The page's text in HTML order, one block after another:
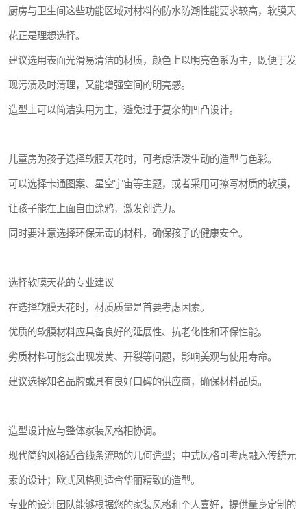
厨房与卫生间这些功能区域对材料的防水防潮性能要求较高，软膜天
花正是理想选择。
建议选用表面光滑易清洁的材质，颜色上以明亮色系为主，既便于发
现污渍及时清理，又能增强空间的明亮感。
造型上可以简洁实用为主，避免过于复杂的凹凸设计。
儿童房为孩子选择软膜天花时，可考虑活泼生动的造型与色彩。
可以选择卡通图案、星空宇宙等主题，或者采用可擦写材质的软膜，
让孩子能在上面自由涂鸦，激发创造力。
同时要注意选择环保无毒的材料，确保孩子的健康安全。
选择软膜天花的专业建议
在选择软膜天花时，材质质量是首要考虑因素。
优质的软膜材料应具备良好的延展性、抗老化性和环保性能。
劣质材料可能会出现发黄、开裂等问题，影响美观与使用寿命。
建议选择知名品牌或具有良好口碑的供应商，确保材料品质。
造型设计应与整体家装风格相协调。
现代简约风格适合线条流畅的几何造型；中式风格可考虑融入传统元
素的设计；欧式风格则适合华丽精致的造型。
专业的设计团队能够根据您的家装风格和个人喜好，提供量身定制的